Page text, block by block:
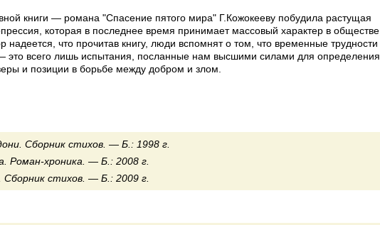
книги — романа "Спасение пятого мира" Г.Кожокееву побудила растущая
массовый характер в обществе,
это всего лишь испытания, посланные нам высшими силами для определения
и позиции в борьбе между добром и злом.
Сборник стихов. — Б.: 1998 г.
Спасение пятого мира. Роман-хроника. — Б.: 2008 г.
Серебряный Стрелец. Сборник стихов. — Б.: 2009 г.